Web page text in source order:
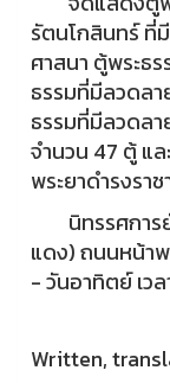
รัตนโกสินทร์ ที่
ศาสนา ตู้พระธ
ธรรมที่มีลวดลา
ธรรมที่มีลวดล
จำนวน 47 ตู้ แ
พระยาดำรงรา
นิทรรศกา
แดง) ถนนหน้า
- วันอาทิตย์ เว
Written,